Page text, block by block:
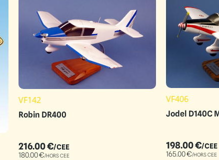
VF142
Robin DR400
216.00€/CEE
180.00€/HORS CEE
VF406
Jodel D140C
198.00€/CEE
165.00€/HORS CEE